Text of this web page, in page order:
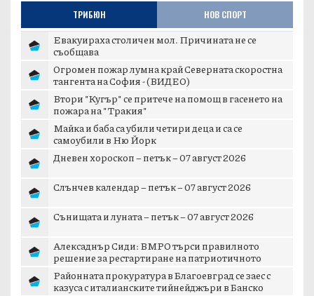
ТРИБЮН НОВ СПОРТ
Евакуираха столичен мол. Причината не се
съобщава
Огромен пожар лумна край Северната скоростна
тангента на София - (ВИДЕО)
Втори "Кугър" се притече на помощ в гасенето на
пожара на "Тракия"
Майка и баба са убили четири деца и са се
самоубили в Ню Йорк
Дневен хороскоп – петък – 07 август 2026
Слънчев календар – петък – 07 август 2026
Сънищата и луната – петък – 07 август 2026
Алексаднър Сиди: ВМРО търси правилното
решение за рестартиране на патриотичното
пространст...
Районната прокуратура в Благоевград се заес с
казуса с италианските тийнейджъри в Банско